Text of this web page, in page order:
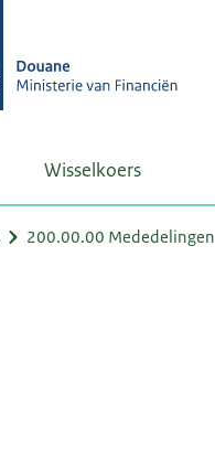
Wisselkoers
200.00.00 Mededelingen